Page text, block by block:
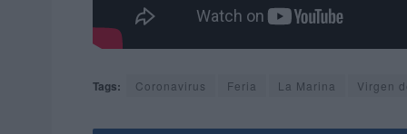
Tags: Coronavirus Feria La Marina Virgen